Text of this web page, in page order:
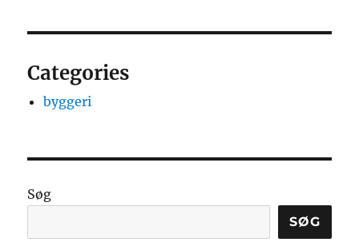
Categories
byggeri
Søg
SØG